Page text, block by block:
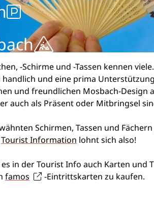
-Schirme und -Tassen kennen
und eine prima
und freundlichen Mosbach-Design
auch als Präsent oder Mitbringsel
Schirmen, Tassen und
Tourist Information lohnt sich also!
in der Tourist Info auch Karten und
famos -Eintrittskarten zu kaufen.